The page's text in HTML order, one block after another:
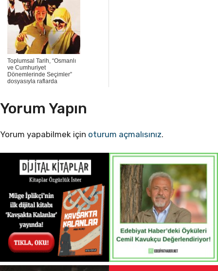
Toplumsal Tarih, “Osmanlı
ve Cumhuriyet
Dönemlerinde Seçimler”
dosyasıyla raflarda
Yorum Yapın
Yorum yapabilmek için oturum açmalısınız.